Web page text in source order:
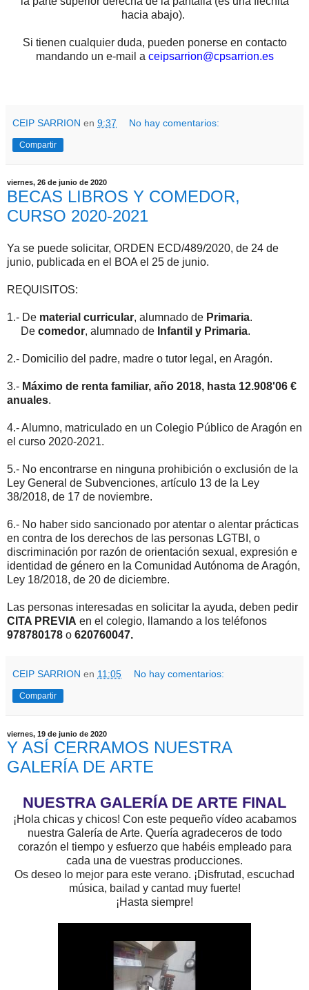
hacia abajo).
Si tienen cualquier duda, pueden ponerse en contacto
mandando un e-mail a ceipsarrion@cpsarrion.es
CEIP SARRION en 9:37 No hay comentarios:
Compartir
viernes, 26 de junio de 2020
BECAS LIBROS Y COMEDOR,
CURSO 2020-2021
Ya se puede solicitar, ORDEN ECD/489/2020, de 24 de
junio, publicada en el BOA el 25 de junio.
REQUISITOS:
1.- De material curricular, alumnado de Primaria.
De comedor, alumnado de Infantil y Primaria.
2.- Domicilio del padre, madre o tutor legal, en Aragón.
3.- Máximo de renta familiar, año 2018, hasta 12.908'06 €
anuales.
4.- Alumno, matriculado en un Colegio Público de Aragón en
el curso 2020-2021.
5.- No encontrarse en ninguna prohibición o exclusión de la
Ley General de Subvenciones, artículo 13 de la Ley
38/2018, de 17 de noviembre.
6.- No haber sido sancionado por atentar o alentar prácticas
en contra de los derechos de las personas LGTBI, o
discriminación por razón de orientación sexual, expresión e
identidad de género en la Comunidad Autónoma de Aragón,
Ley 18/2018, de 20 de diciembre.
Las personas interesadas en solicitar la ayuda, deben pedir
CITA PREVIA en el colegio, llamando a los teléfonos
978780178 o 620760047.
CEIP SARRION en 11:05 No hay comentarios:
Compartir
viernes, 19 de junio de 2020
Y ASÍ CERRAMOS NUESTRA
GALERÍA DE ARTE
NUESTRA GALERÍA DE ARTE FINAL
¡Hola chicas y chicos! Con este pequeño vídeo acabamos
nuestra Galería de Arte. Quería agradeceros de todo
corazón el tiempo y esfuerzo que habéis empleado para
cada una de vuestras producciones.
Os deseo lo mejor para este verano. ¡Disfrutad, escuchad
música, bailad y cantad muy fuerte!
¡Hasta siempre!